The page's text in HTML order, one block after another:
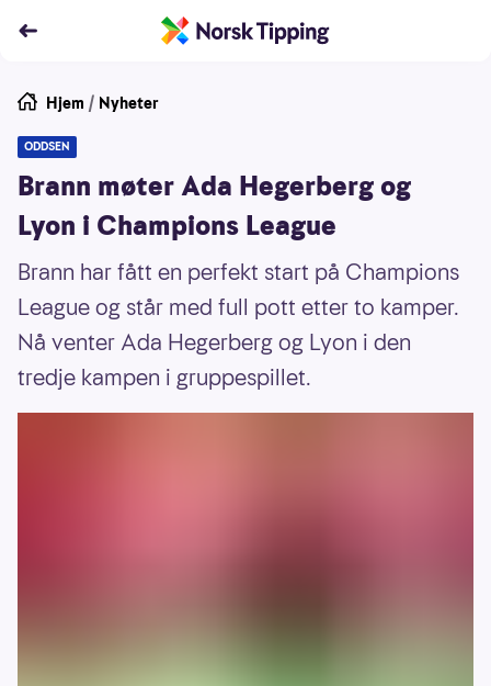
Hjem / Nyheter
ODDSEN
Brann møter Ada Hegerberg og
Lyon i Champions League
Brann har fått en perfekt start på Champions
League og står med full pott etter to kamper.
Nå venter Ada Hegerberg og Lyon i den
tredje kampen i gruppespillet.